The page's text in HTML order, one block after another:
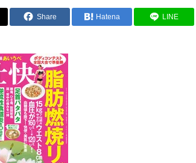
Share Hatena LINE